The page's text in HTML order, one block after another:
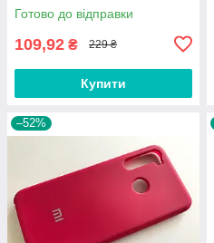
Готово до відправки
109,92 ₴ 229 ₴
Купити
–52%